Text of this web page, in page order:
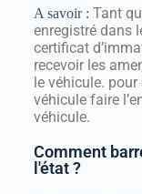
A savoir : Tant
enregistré dans
certificat
recevoir les
le véhicule.
véhicule faire
véhicule.
Comment
l'état ?